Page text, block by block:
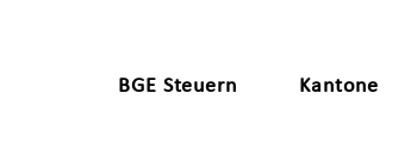
BGE Steuern Kantone